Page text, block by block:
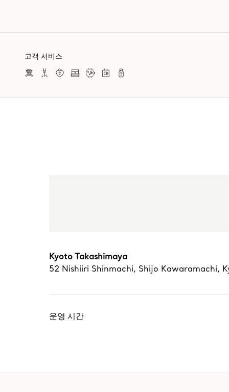
고객 서비스
Kyoto Takashimaya
52 Nishiiri Shinmachi, Shijo Kawaramachi,
운영 시간